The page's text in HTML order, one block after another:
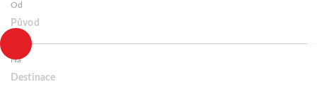
Od
Původ
Na
Destinace